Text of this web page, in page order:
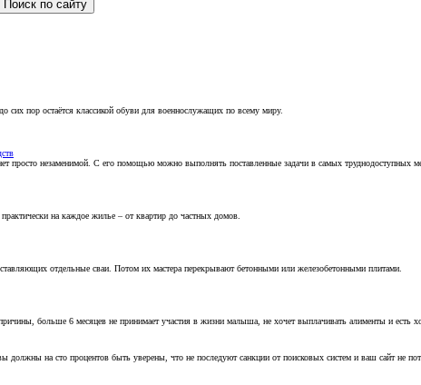
пор остаётся классикой обуви для военнослужащих по всему миру.
просто незаменимой. С его помощью можно выполнять поставленные задачи в самых труднодоступных
на каждое жилье – от квартир до частных домов.
отдельные сваи. Потом их мастера перекрывают бетонными или железобетонными плитами.
больше 6 месяцев не принимает участия в жизни малыша, не хочет выплачивать алименты и есть
должны на сто процентов быть уверены, что не последуют санкции от поисковых систем и ваш сайт не